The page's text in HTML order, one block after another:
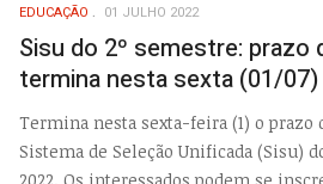
EDUCAÇÃO 01 JULHO 2022
Sisu do 2º semestre: prazo
termina nesta sexta (01/07)
Termina nesta sexta-feira (1) o prazo
Sistema de Seleção Unificada (Sisu)